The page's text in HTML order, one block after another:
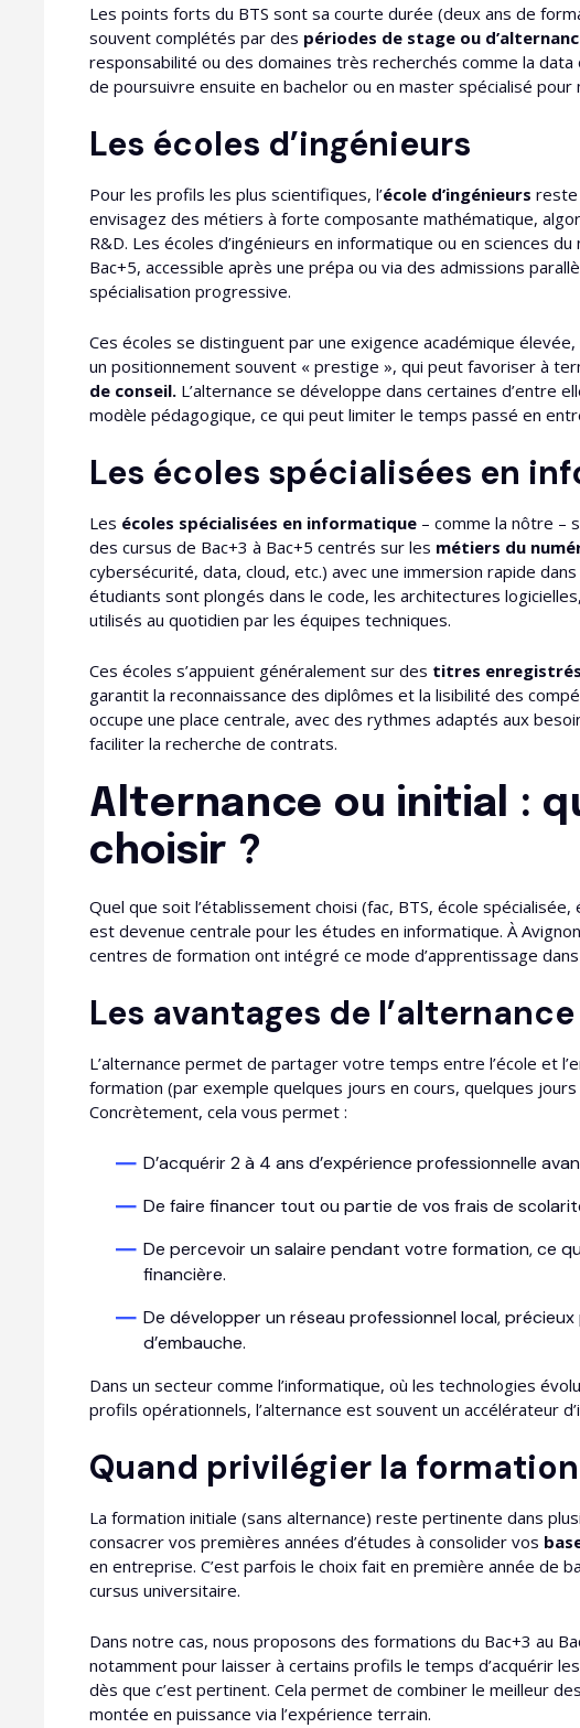
Les points forts du BTS sont sa courte durée (deux ans de
souvent complétés par des périodes de stage ou
responsabilité ou des domaines très recherchés comme la
de poursuivre ensuite en bachelor ou en master spécialisé
Les écoles d’ingénieurs
Pour les profils les plus scientifiques, l’école d’ingénieurs reste
envisagez des métiers à forte composante mathématique,
R&D. Les écoles d’ingénieurs en informatique ou en sciences
Bac+5, accessible après une prépa ou via des admissions
spécialisation progressive.
Ces écoles se distinguent par une exigence académique
un positionnement souvent « prestige », qui peut favoriser à
de conseil. L’alternance se développe dans certaines d’entre
modèle pédagogique, ce qui peut limiter le temps passé en
Les écoles spécialisées en
Les écoles spécialisées en informatique – comme la nôtre –
des cursus de Bac+3 à Bac+5 centrés sur les métiers du
cybersécurité, data, cloud, etc.) avec une immersion rapide
étudiants sont plongés dans le code, les architectures
utilisés au quotidien par les équipes techniques.
Ces écoles s’appuient généralement sur des titres enregistrés
garantit la reconnaissance des diplômes et la lisibilité des
occupe une place centrale, avec des rythmes adaptés aux
faciliter la recherche de contrats.
Alternance ou initial :
choisir ?
Quel que soit l’établissement choisi (fac, BTS, école spécialisée,
est devenue centrale pour les études en informatique. À
centres de formation ont intégré ce mode d’apprentissage
Les avantages de l’alternance
L’alternance permet de partager votre temps entre l’école et
formation (par exemple quelques jours en cours, quelques
Concrètement, cela vous permet :​
D’acquérir 2 à 4 ans d’expérience professionnelle
De faire financer tout ou partie de vos frais de
De percevoir un salaire pendant votre formation, ce
financière.
De développer un réseau professionnel local,
d’embauche.
Dans un secteur comme l’informatique, où les technologies
profils opérationnels, l’alternance est souvent un accélérateur
Quand privilégier la
La formation initiale (sans alternance) reste pertinente dans
consacrer vos premières années d’études à consolider vos
en entreprise. C’est parfois le choix fait en première année de
cursus universitaire.​
Dans notre cas, nous proposons des formations du Bac+3 au
notamment pour laisser à certains profils le temps d’acquérir
dès que c’est pertinent. Cela permet de combiner le meilleur
montée en puissance via l’expérience terrain.